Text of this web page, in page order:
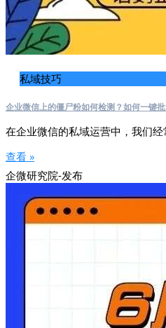
私域技巧
企业微信上的僵尸粉如何检测？如何一键
在企业微信的私域运营中，我们
查看 »
企微研究院-发布